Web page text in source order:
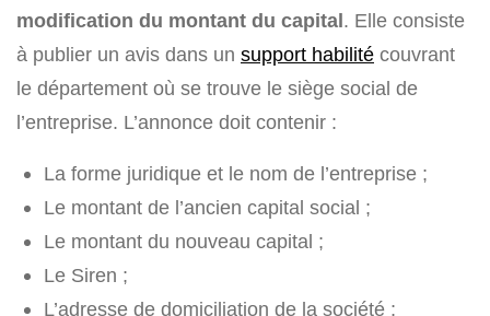
modification du montant du capital. Elle consiste
à publier un avis dans un support habilité couvrant
le département où se trouve le siège social de
l’entreprise. L’annonce doit contenir :
La forme juridique et le nom de l’entreprise ;
Le montant de l’ancien capital social ;
Le montant du nouveau capital ;
Le Siren ;
L’adresse de domiciliation de la société ;